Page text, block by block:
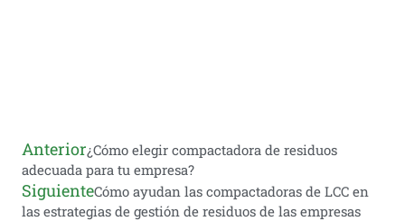
Anterior¿Cómo elegir compactadora de residuos
adecuada para tu empresa?
SiguienteCómo ayudan las compactadoras de LCC en
las estrategias de gestión de residuos de las empresas